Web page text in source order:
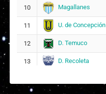
Javiera
Ignacia
Torres Matus
Katalina
Amaranta
Treverton
06/09/2007
Krishna
10 Magallanes
11 U. de Concepción
12 D. Temuco
13 D. Recoleta